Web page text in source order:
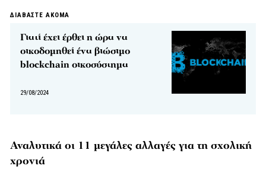
ΔΙΑΒΑΣΤΕ ΑΚΟΜΑ
Γιατί έχει έρθει η ώρα να
οικοδομηθεί ένα βιώσιμο
blockchain οικοσύστημα
29/08/2024
Αναλυτικά οι 11 μεγάλες αλλαγές για τη σχολική
χρονιά